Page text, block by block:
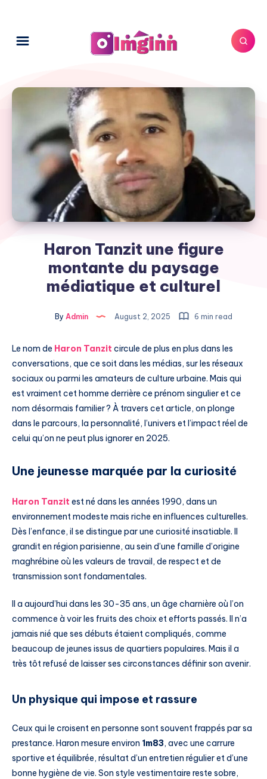
Haron Tanzit une figure
montante du paysage
médiatique et culturel
By Admin August 2, 2025 6 min read
Le nom de Haron Tanzit circule de plus en plus dans les
conversations, que ce soit dans les médias, sur les réseaux
sociaux ou parmi les amateurs de culture urbaine. Mais qui
est vraiment cet homme derrière ce prénom singulier et ce
nom désormais familier ? À travers cet article, on plonge
dans le parcours, la personnalité, l’univers et l’impact réel de
celui qu’on ne peut plus ignorer en 2025.
Une jeunesse marquée par la curiosité
Haron Tanzit est né dans les années 1990, dans un
environnement modeste mais riche en influences culturelles.
Dès l’enfance, il se distingue par une curiosité insatiable. Il
grandit en région parisienne, au sein d’une famille d’origine
maghrébine où les valeurs de travail, de respect et de
transmission sont fondamentales.
Il a aujourd’hui dans les 30-35 ans, un âge charnière où l’on
commence à voir les fruits des choix et efforts passés. Il n’a
jamais nié que ses débuts étaient compliqués, comme
beaucoup de jeunes issus de quartiers populaires. Mais il a
très tôt refusé de laisser ses circonstances définir son avenir.
Un physique qui impose et rassure
Ceux qui le croisent en personne sont souvent frappés par sa
prestance. Haron mesure environ 1m83, avec une carrure
sportive et équilibrée, résultat d’un entretien régulier et d’une
bonne hygiène de vie. Son style vestimentaire reste sobre,